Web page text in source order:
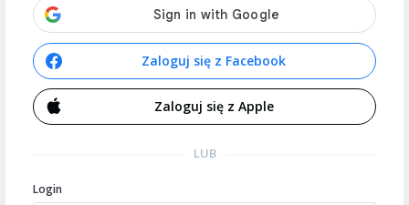
Zaloguj się z Facebook
Zaloguj się z Apple
LUB
Login